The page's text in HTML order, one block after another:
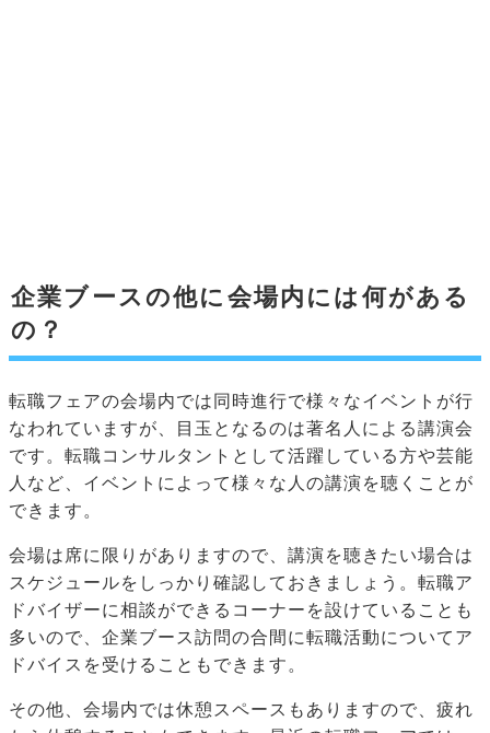
企業ブースの他に会場内には何がある
の？
転職フェアの会場内では同時進行で様々なイベントが行
なわれていますが、目玉となるのは著名人による講演会
です。転職コンサルタントとして活躍している方や芸能
人など、イベントによって様々な人の講演を聴くことが
できます。
会場は席に限りがありますので、講演を聴きたい場合は
スケジュールをしっかり確認しておきましょう。転職ア
ドバイザーに相談ができるコーナーを設けていることも
多いので、企業ブース訪問の合間に転職活動についてア
ドバイスを受けることもできます。
その他、会場内では休憩スペースもありますので、疲れ